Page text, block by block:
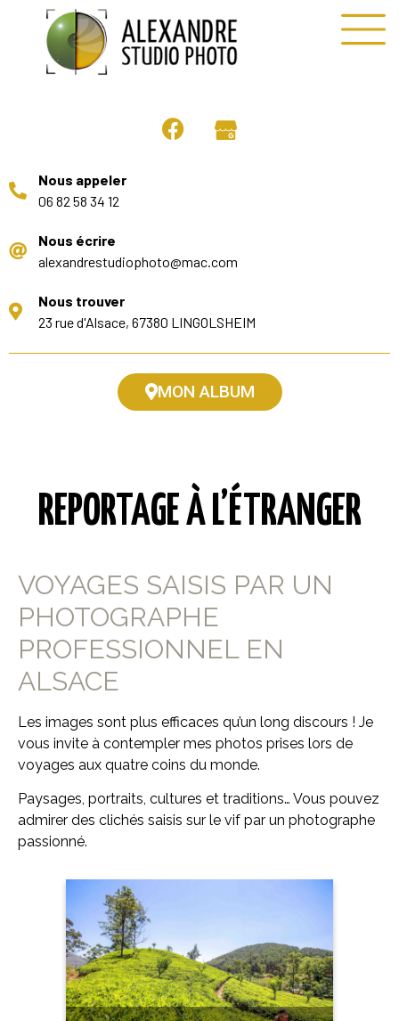
Nous appeler
06 82 58 34 12
Nous écrire
alexandrestudiophoto@mac.com
Nous trouver
23 rue d'Alsace, 67380 LINGOLSHEIM
MON ALBUM
REPORTAGE À L’ÉTRANGER
VOYAGES SAISIS PAR UN
PHOTOGRAPHE
PROFESSIONNEL EN
ALSACE
Les images sont plus efficaces qu’un long discours ! Je
vous invite à contempler mes photos prises lors de
voyages aux quatre coins du monde.
Paysages, portraits, cultures et traditions… Vous pouvez
admirer des clichés saisis sur le vif par un photographe
passionné.